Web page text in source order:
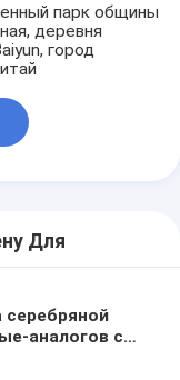
парк общины
деревня
город
Для
серебряной
аналогов с